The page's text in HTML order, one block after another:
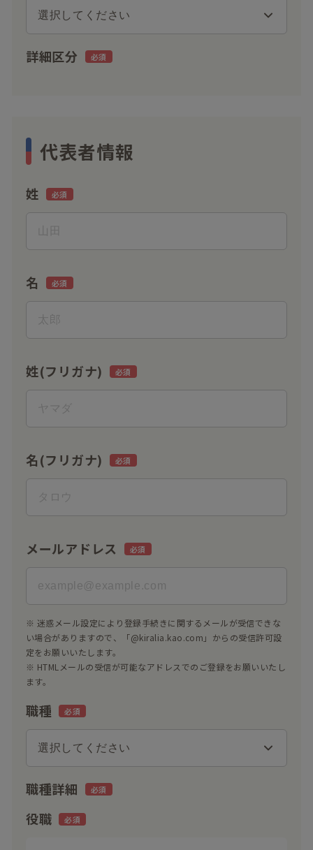
詳細区分
代表者情報
姓
名
姓(フリガナ)
名(フリガナ)
メールアドレス
※ 迷惑メール設定により登録手続きに関するメールが受信できな
い場合がありますので、「@kiralia.kao.com」からの受信許可設
定をお願いいたします。
※ HTMLメールの受信が可能なアドレスでのご登録をお願いいたし
ます。
職種
職種詳細
役職